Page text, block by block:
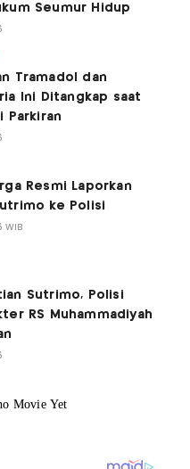
Seumur Hidup
Tramadol dan
Ini Ditangkap saat
Parkiran
Resmi Laporkan
ke Polisi
WIB
Sutrimo, Polisi
RS Muhammadiyah